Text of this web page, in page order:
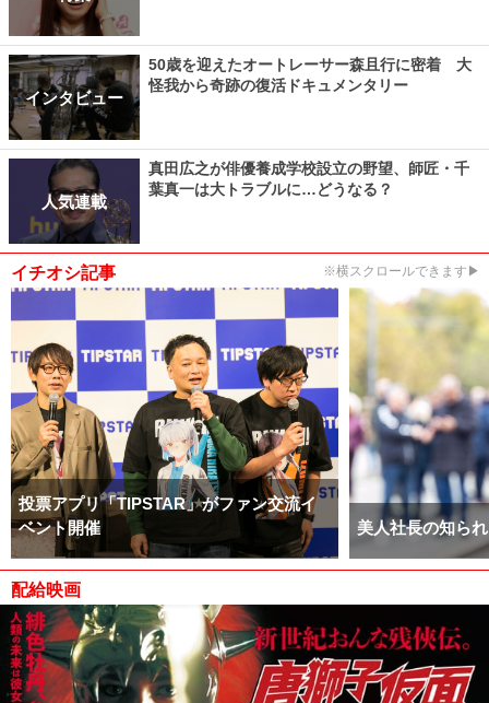
インタビュー
50歳を迎えたオートレーサー森且行に密着 大
怪我から奇跡の復活ドキュメンタリー
人気連載
真田広之が俳優養成学校設立の野望、師匠・千
葉真一は大トラブルに…どうなる？
イチオシ記事 ※横スクロールできます▶
投票アプリ「TIPSTAR」がファン交流イ
ベント開催
美人社長の知ら
配給映画